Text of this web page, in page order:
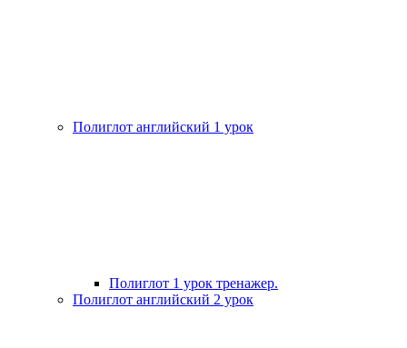
Полиглот английский 1 урок
Полиглот 1 урок тренажер.
Полиглот английский 2 урок